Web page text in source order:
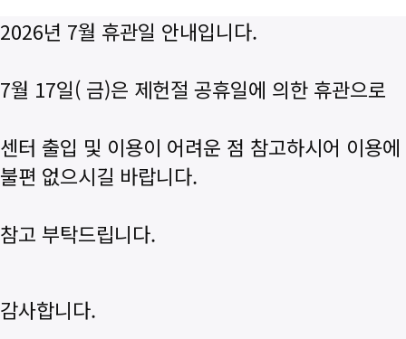
2026년 7월 휴관일 안내입니다.
7월 17일( 금)은 제헌절 공휴일에 의한 휴관으로
센터 출입 및 이용이 어려운 점 참고하시어 이용에
불편 없으시길 바랍니다.
참고 부탁드립니다.
감사합니다.